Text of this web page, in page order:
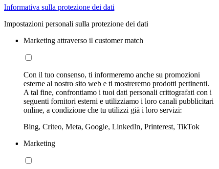
Informativa sulla protezione dei dati
Impostazioni personali sulla protezione dei dati
Marketing attraverso il customer match
Con il tuo consenso, ti informeremo anche su promozioni
esterne al nostro sito web e ti mostreremo prodotti pertinenti.
A tal fine, confrontiamo i tuoi dati personali crittografati con i
seguenti fornitori esterni e utilizziamo i loro canali pubblicitari
online, a condizione che tu utilizzi già i loro servizi:
Bing, Criteo, Meta, Google, LinkedIn, Printerest, TikTok
Marketing